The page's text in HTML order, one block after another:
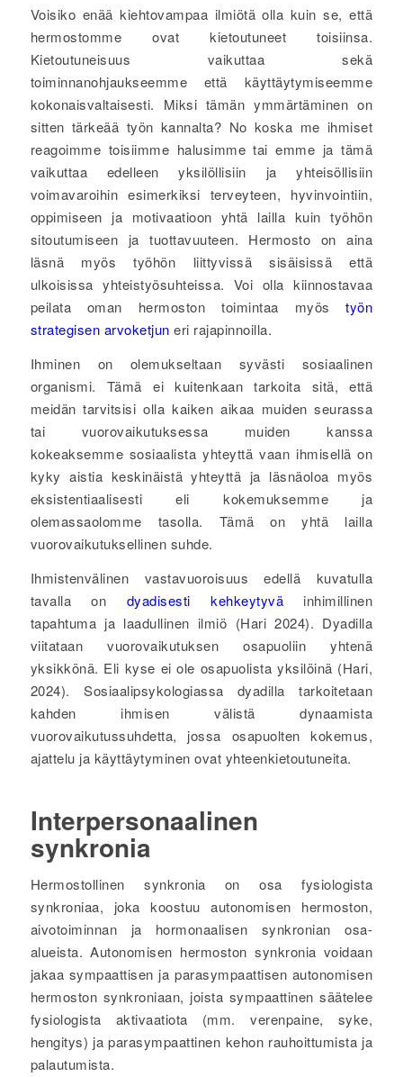
Voisiko enää kiehtovampaa ilmiötä olla kuin se, että
hermostomme ovat kietoutuneet toisiinsa.
Kietoutuneisuus vaikuttaa sekä
toiminnanohjaukseemme että käyttäytymiseemme
kokonaisvaltaisesti. Miksi tämän ymmärtäminen on
sitten tärkeää työn kannalta? No koska me ihmiset
reagoimme toisiimme halusimme tai emme ja tämä
vaikuttaa edelleen yksilöllisiin ja yhteisöllisiin
voimavaroihin esimerkiksi terveyteen, hyvinvointiin,
oppimiseen ja motivaatioon yhtä lailla kuin työhön
sitoutumiseen ja tuottavuuteen. Hermosto on aina
läsnä myös työhön liittyvissä sisäisissä että
ulkoisissa yhteistyösuhteissa. Voi olla kiinnostavaa
peilata oman hermoston toimintaa myöstyön
strategisen arvoketjun eri rajapinnoilla.
Ihminen on olemukseltaan syvästi sosiaalinen
organismi. Tämä ei kuitenkaan tarkoita sitä, että
meidän tarvitsisi olla kaiken aikaa muiden seurassa
tai vuorovaikutuksessa muiden kanssa
kokeaksemme sosiaalista yhteyttä vaan ihmisellä on
kyky aistia keskinäistä yhteyttä ja läsnäoloa myös
eksistentiaalisesti eli kokemuksemme ja
olemassaolomme tasolla. Tämä on yhtä lailla
vuorovaikutuksellinen suhde.
Ihmistenvälinen vastavuoroisuus edellä kuvatulla
tavalla on dyadisesti kehkeytyvä inhimillinen
tapahtuma ja laadullinen ilmiö (Hari 2024). Dyadilla
viitataan vuorovaikutuksen osapuoliin yhtenä
yksikkönä. Eli kyse ei ole osapuolista yksilöinä (Hari,
2024). Sosiaalipsykologiassa dyadilla tarkoitetaan
kahden ihmisen välistä dynaamista
vuorovaikutussuhdetta, jossa osapuolten kokemus,
ajattelu ja käyttäytyminen ovat yhteenkietoutuneita.
Interpersonaalinen
synkronia
Hermostollinen synkronia on osa fysiologista
synkroniaa, joka koostuu autonomisen hermoston,
aivotoiminnan ja hormonaalisen synkronian osa-
alueista. Autonomisen hermoston synkronia voidaan
jakaa sympaattisen ja parasympaattisen autonomisen
hermoston synkroniaan, joista sympaattinen säätelee
fysiologista aktivaatiota (mm. verenpaine, syke,
hengitys) ja parasympaattinen kehon rauhoittumista ja
palautumista.